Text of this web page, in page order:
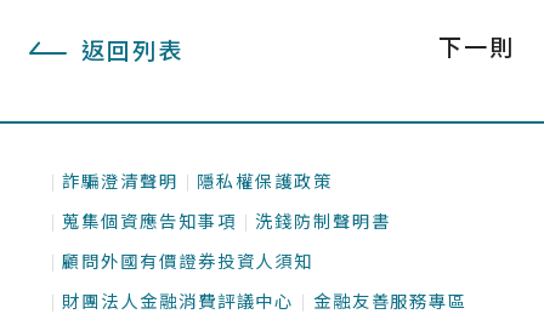
返回列表 下一則
詐騙澄清聲明 隱私權保護政策
蒐集個資應告知事項 洗錢防制聲明書
顧問外國有價證券投資人須知
財團法人金融消費評議中心 金融友善服務專區